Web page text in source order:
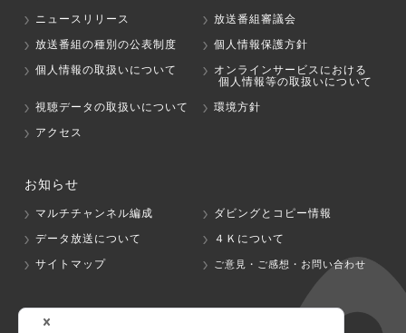
ニュースリリース
放送番組審議会
放送番組の種別の公表制度
個人情報保護方針
個人情報の取扱いについて
オンラインサービスにおける
個人情報等の取扱いについて
視聴データの取扱いについて
環境方針
アクセス
お知らせ
マルチチャンネル編成
ダビングとコピー情報
データ放送について
４Ｋについて
サイトマップ
ご意見・ご感想・お問い合わせ
グループ会社